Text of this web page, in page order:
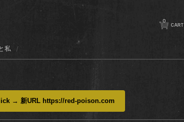
私
CART
0
→ 新URL https://red-poison.com